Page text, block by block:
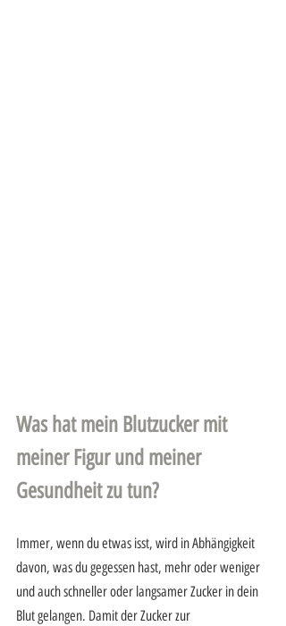
Was hat mein Blutzucker mit
meiner Figur und meiner
Gesundheit zu tun?
Immer, wenn du etwas isst, wird in Abhängigkeit
davon, was du gegessen hast, mehr oder weniger
und auch schneller oder langsamer Zucker in dein
Blut gelangen. Damit der Zucker zur